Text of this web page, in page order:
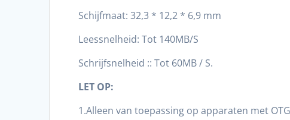
Schijfmaat: 32,3 * 12,2 * 6,9 mm
Leessnelheid: Tot 140MB/S
Schrijfsnelheid :: Tot 60MB / S.
LET OP:
1.Alleen van toepassing op apparaten met